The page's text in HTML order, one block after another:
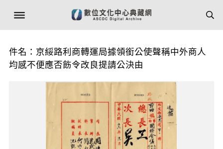
件名：京綏路利商轉運局據領銜公使聲稱中外商人
均感不便應否飭令改良提請公決由